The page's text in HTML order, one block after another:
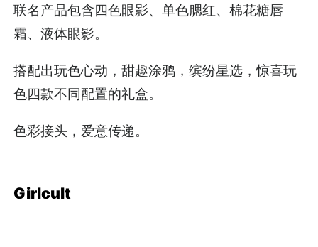
联名产品包含四色眼影、单色腮红、棉花糖唇
霜、液体眼影。
搭配出玩色心动，甜趣涂鸦，缤纷星选，惊喜玩
色四款不同配置的礼盒。
色彩接头，爱意传递。
Girlcult